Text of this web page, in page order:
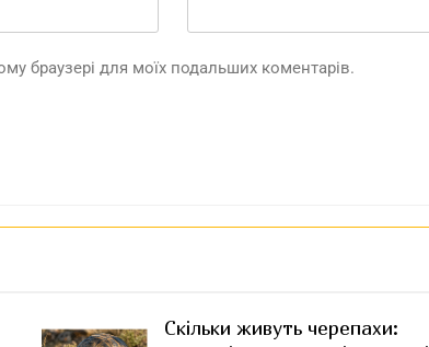
браузері для моїх подальших коментарів.
Скільки живуть черепахи: